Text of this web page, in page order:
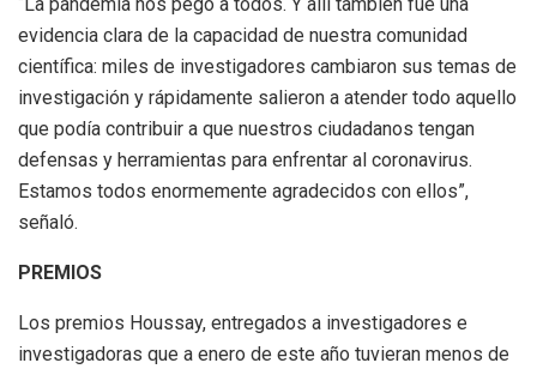
evidencia clara de la capacidad de nuestra comunidad
científica: miles de investigadores cambiaron sus temas de
investigación y rápidamente salieron a atender todo aquello
que podía contribuir a que nuestros ciudadanos tengan
defensas y herramientas para enfrentar al coronavirus.
Estamos todos enormemente agradecidos con ellos”,
señaló.
PREMIOS
Los premios Houssay, entregados a investigadores e
investigadoras que a enero de este año tuvieran menos de